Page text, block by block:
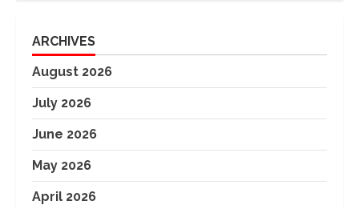
ARCHIVES
August 2026
July 2026
June 2026
May 2026
April 2026